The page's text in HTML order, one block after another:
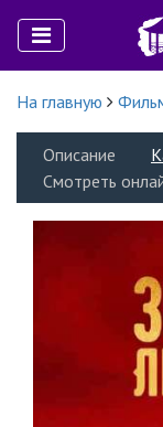
На главную
Описание
Смотреть